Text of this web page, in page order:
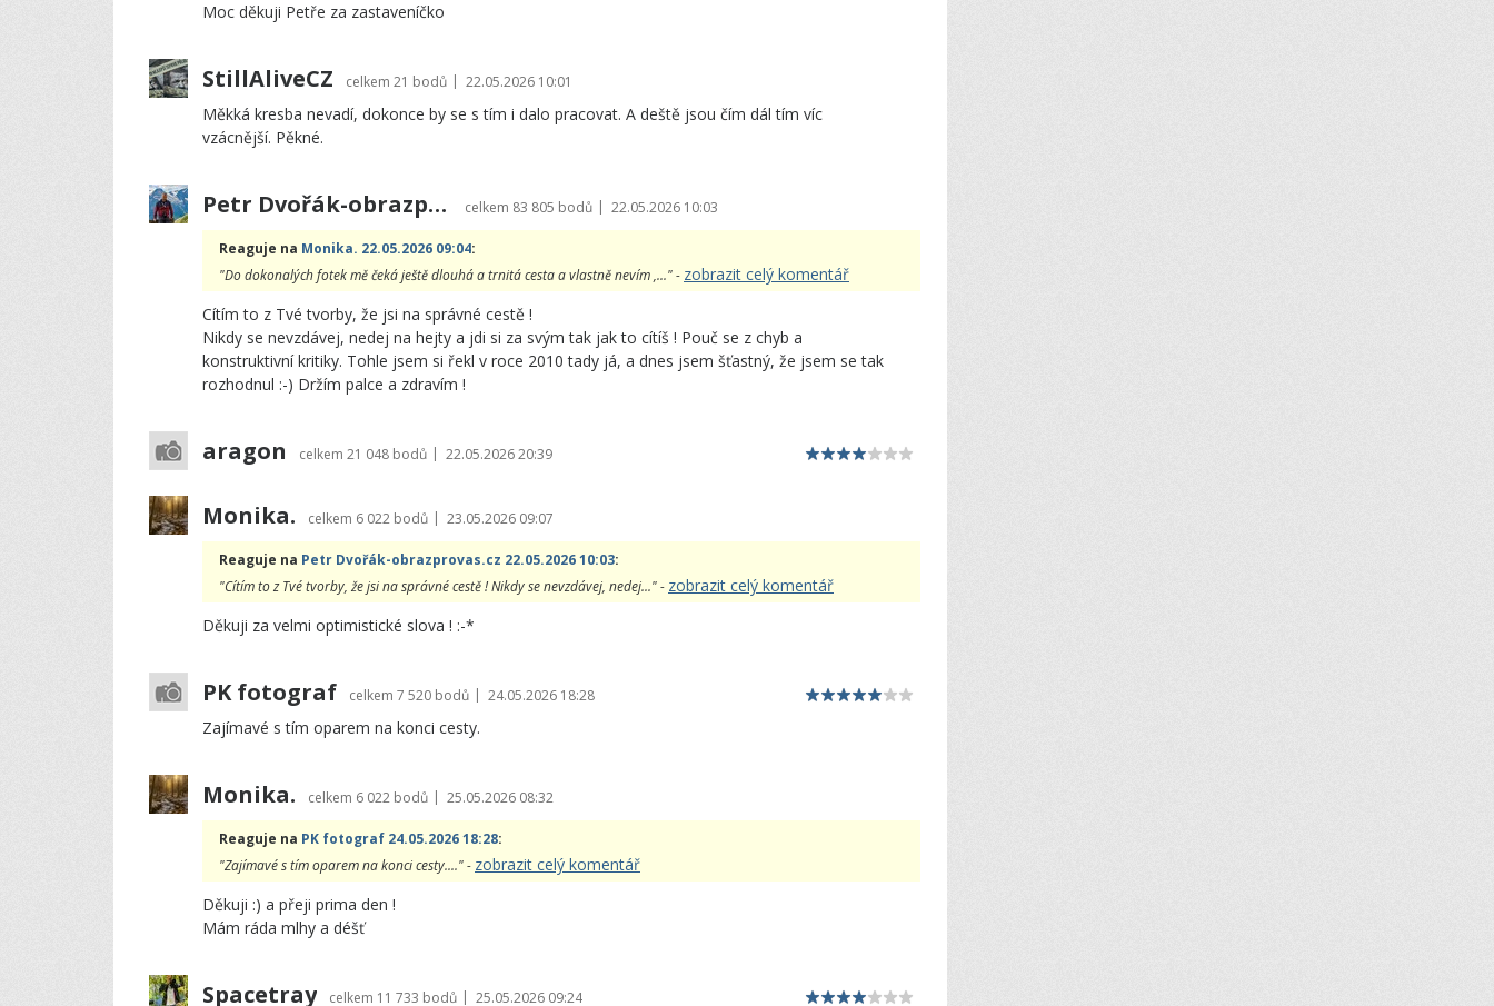
Moc děkuji Petře za zastaveníčko
StillAliveCZ celkem 21 bodů | 22.05.2026 10:01
Měkká kresba nevadí, dokonce by se s tím i dalo pracovat. A deště jsou čím dál tím víc
vzácnější. Pěkné.
Petr Dvořák-obrazprovas.cz celkem 83 805 bodů | 22.05.2026 10:03
Reaguje na Monika. 22.05.2026 09:04:
"Do dokonalých fotek mě čeká ještě dlouhá a trnitá cesta a vlastně nevím ,..." - zobrazit celý komentář
Cítím to z Tvé tvorby, že jsi na správné cestě !
Nikdy se nevzdávej, nedej na hejty a jdi si za svým tak jak to cítíš ! Pouč se z chyb a
konstruktivní kritiky. Tohle jsem si řekl v roce 2010 tady já, a dnes jsem šťastný, že jsem se tak
rozhodnul :-) Držím palce a zdravím !
aragon celkem 21 048 bodů | 22.05.2026 20:39
Monika. celkem 6 022 bodů | 23.05.2026 09:07
Reaguje na Petr Dvořák-obrazprovas.cz 22.05.2026 10:03:
"Cítím to z Tvé tvorby, že jsi na správné cestě ! Nikdy se nevzdávej, nedej..." - zobrazit celý komentář
Děkuji za velmi optimistické slova ! :-*
PK fotograf celkem 7 520 bodů | 24.05.2026 18:28
Zajímavé s tím oparem na konci cesty.
Monika. celkem 6 022 bodů | 25.05.2026 08:32
Reaguje na PK fotograf 24.05.2026 18:28:
"Zajímavé s tím oparem na konci cesty...." - zobrazit celý komentář
Děkuji :) a přeji prima den !
Mám ráda mlhy a déšť
Spacetray celkem 11 733 bodů | 25.05.2026 09:24